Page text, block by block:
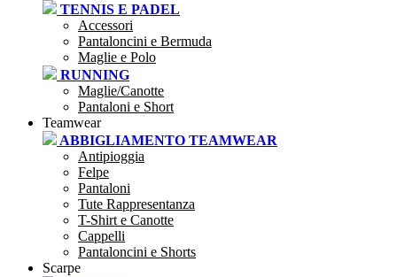
TENNIS E PADEL
Accessori
Pantaloncini e Bermuda
Maglie e Polo
RUNNING
Maglie/Canotte
Pantaloni e Short
Teamwear
ABBIGLIAMENTO TEAMWEAR
Antipioggia
Felpe
Pantaloni
Tute Rappresentanza
T-Shirt e Canotte
Cappelli
Pantaloncini e Shorts
Scarpe